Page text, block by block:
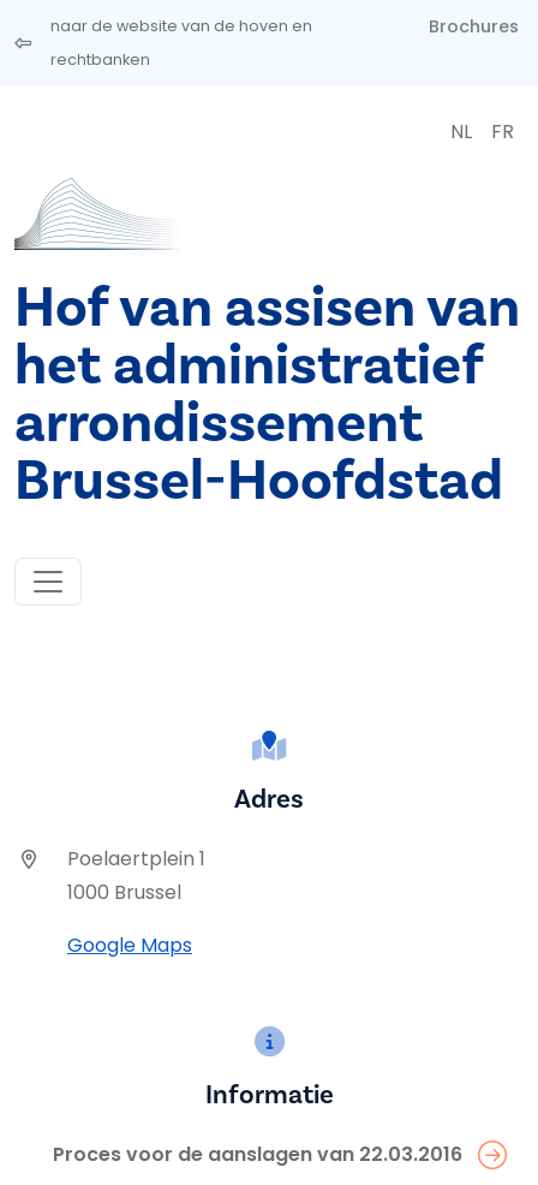
Overslaan en naar de inhoud gaan
naar de website van de hoven en
rechtbanken
Brochures
NL FR
Hof van assisen van
het administratief
arrondissement
Brussel-Hoofdstad
Adres
Poelaertplein 1
1000 Brussel
Google Maps
Informatie
Proces voor de aanslagen van 22.03.2016